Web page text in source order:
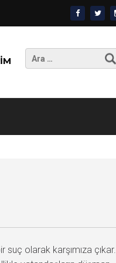
Arama:
olarak karşımıza çıkar.